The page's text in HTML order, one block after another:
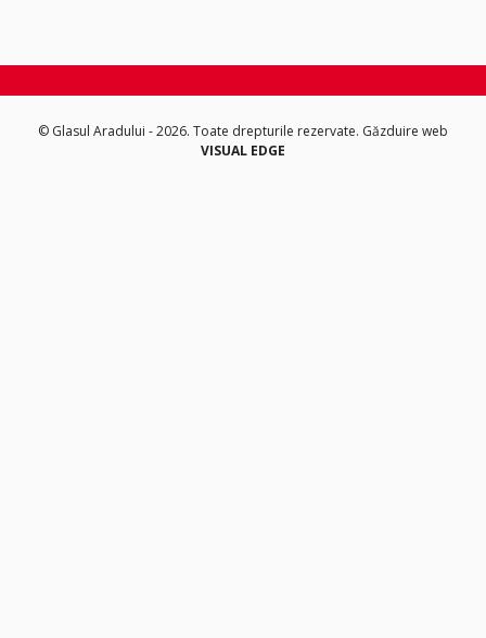
© Glasul Aradului - 2026. Toate drepturile rezervate. Găzduire web
VISUAL EDGE